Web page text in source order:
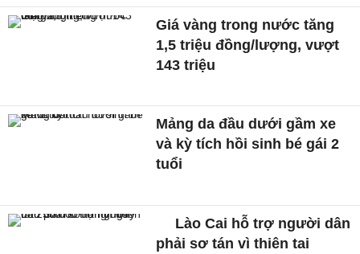
Giá vàng trong nước tăng
1,5 triệu đồng/lượng, vượt
143 triệu
Mảng da đầu dưới gầm xe
và kỳ tích hồi sinh bé gái 2
tuổi
Lào Cai hỗ trợ người dân
phải sơ tán vì thiên tai